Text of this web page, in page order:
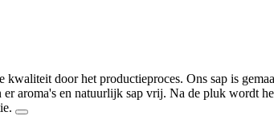
door het productieproces. Ons sap is
aroma's en natuurlijk sap vrij. Na de pluk wordt